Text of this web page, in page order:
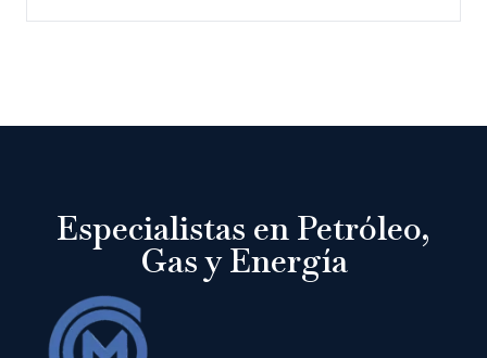
Especialistas en Petróleo,
Gas y Energía